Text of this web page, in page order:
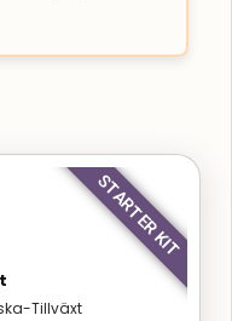
Tillväxt
STARTER KIT